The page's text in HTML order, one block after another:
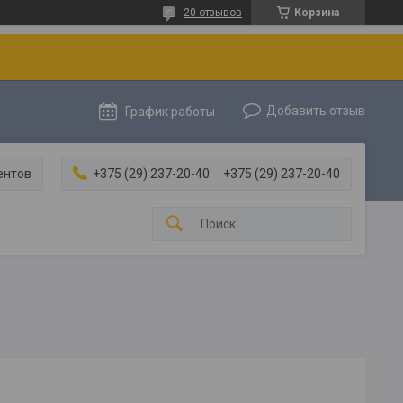
Корзина
20 отзывов
График работы Добавить отзыв
+375 (29) 237-20-40 +375 (29) 237-20-40